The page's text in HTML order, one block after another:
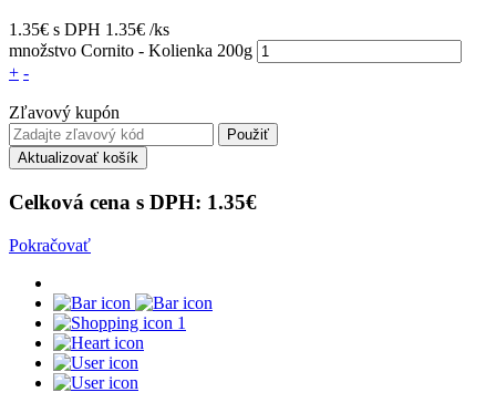
1.35€ s DPH 1.35€ /ks
množstvo Cornito - Kolienka 200g
+ -
Zľavový kupón
Použiť
Aktualizovať košík
Celková cena s DPH: 1.35€
Pokračovať
1